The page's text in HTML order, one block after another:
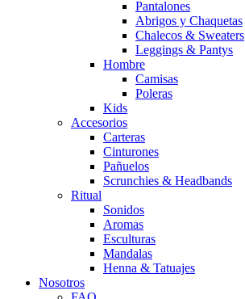
Pantalones
Abrigos y Chaquetas
Chalecos & Sweaters
Leggings & Pantys
Hombre
Camisas
Poleras
Kids
Accesorios
Carteras
Cinturones
Pañuelos
Scrunchies & Headbands
Ritual
Sonidos
Aromas
Esculturas
Mandalas
Henna & Tatuajes
Nosotros